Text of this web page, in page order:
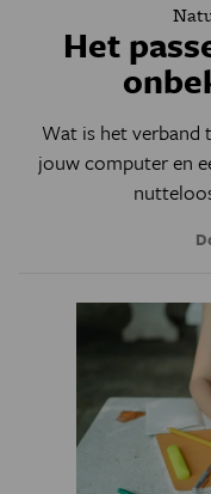
Het
Wat is het verband
jouw computer en